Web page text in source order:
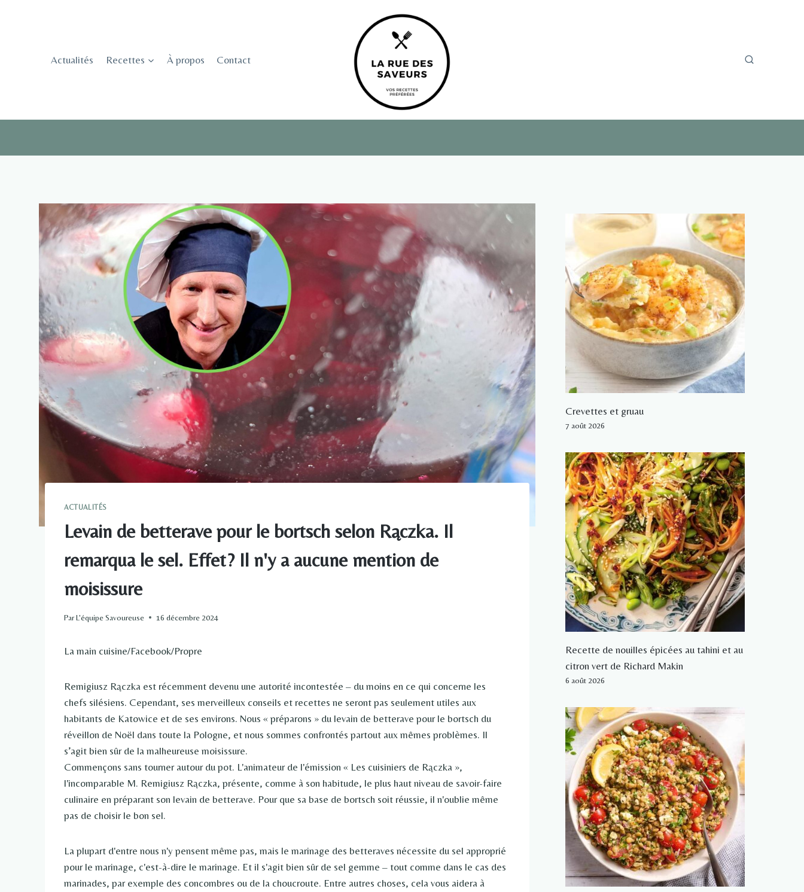
Actualités
Recettes À propos Contact
ACTUALITÉS
Levain de betterave pour le bortsch selon Rączka. Il
remarqua le sel. Effet? Il n'y a aucune mention de
moisissure
ParL'équipe Savoureuse 16 décembre 2024
La main cuisine/Facebook/Propre
Remigiusz Rączka est récemment devenu une autorité incontestée – du moins en ce qui concerne les
chefs silésiens. Cependant, ses merveilleux conseils et recettes ne seront pas seulement utiles aux
habitants de Katowice et de ses environs. Nous « préparons » du levain de betterave pour le bortsch du
réveillon de Noël dans toute la Pologne, et nous sommes confrontés partout aux mêmes problèmes. Il
s’agit bien sûr de la malheureuse moisissure.
Commençons sans tourner autour du pot. L'animateur de l'émission « Les cuisiniers de Rączka »,
l'incomparable M. Remigiusz Rączka, présente, comme à son habitude, le plus haut niveau de savoir-faire
culinaire en préparant son levain de betterave. Pour que sa base de bortsch soit réussie, il n'oublie même
pas de choisir le bon sel.
La plupart d'entre nous n'y pensent même pas, mais le marinage des betteraves nécessite du sel approprié
pour le marinage, c'est-à-dire le marinage. Et il s'agit bien sûr de sel gemme – tout comme dans le cas des
marinades, par exemple des concombres ou de la choucroute. Entre autres choses, cela vous aidera à
Crevettes et gruau
7 août 2026
Recette de nouilles épicées au tahini et au
citron vert de Richard Makin
6 août 2026